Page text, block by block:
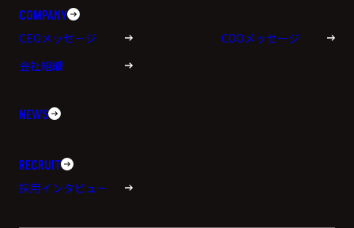
COMPANY
CEOメッセージ
COOメッセージ
会社組織
NEWS
RECRUIT
採用インタビュー